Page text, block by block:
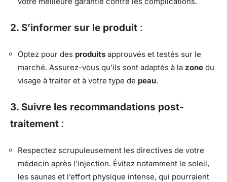
2. S’informer sur le produit :
Optez pour des produits approuvés et testés sur le
marché. Assurez-vous qu’ils sont adaptés à la zone du
visage à traiter et à votre type de peau.
3. Suivre les recommandations post-
traitement :
Respectez scrupuleusement les directives de votre
médecin après l’injection. Évitez notamment le soleil,
les saunas et l’effort physique intense, qui pourraient